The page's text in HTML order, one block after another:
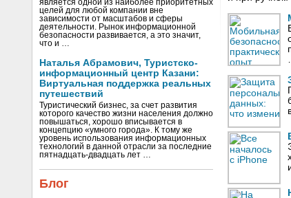
является одной из наиболее приоритетных
целей для любой компании вне
зависимости от масштабов и сферы
деятельности. Рынок информационной
безопасности развивается, а это значит,
что и …
Наталья Абрамович, Туристско-
информационный центр Казани:
Виртуальная поддержка реальных
путешествий
Туристический бизнес, за счет развития
которого качество жизни населения должно
повышаться, хорошо вписывается в
концепцию «умного города». К тому же
уровень использования информационных
технологий в данной отрасли за последние
пятнадцать-двадцать лет …
Блог